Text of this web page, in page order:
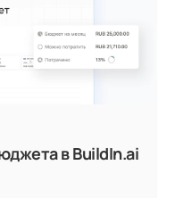
в BuildIn.ai